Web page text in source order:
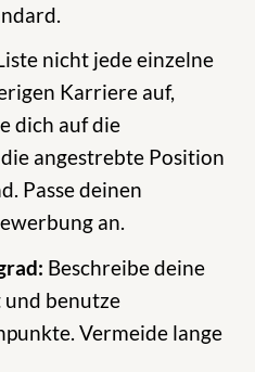
nicht jede einzelne
Karriere auf,
dich auf die
angestrebte Position
Passe deinen
an.
Beschreibe deine
benutze
Vermeide lange